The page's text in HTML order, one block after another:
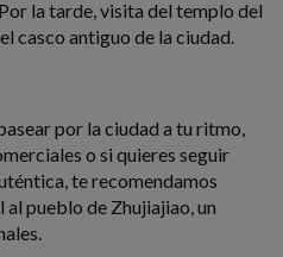
la tarde, visita del templo del
casco antiguo de la ciudad.
por la ciudad a tu ritmo,
o si quieres seguir
te recomendamos
pueblo de Zhujiajiao, un